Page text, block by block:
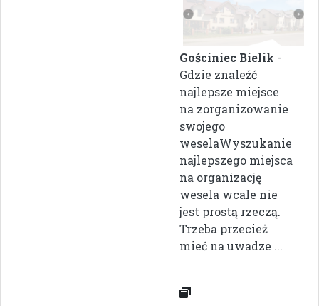
Gościniec Bielik -
Gdzie znaleźć
najlepsze miejsce
na zorganizowanie
swojego
weselaWyszukanie
najlepszego miejsca
na organizację
wesela wcale nie
jest prostą rzeczą.
Trzeba przecież
mieć na uwadze ...